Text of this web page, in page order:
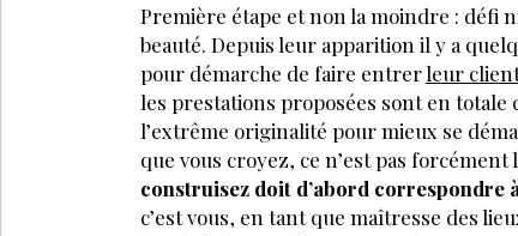
Première étape et non la moindre : défi
beauté. Depuis leur apparition il y a
pour démarche de faire entrerleur
les prestations proposées sont en totale
l’extrême originalité pour mieux se
que vous croyez, ce n’est pas
construisez doit d’abord correspondre
c’est vous, en tant que maîtresse des